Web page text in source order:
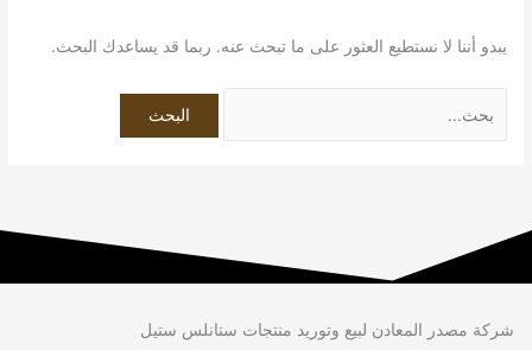
يبدو أننا لا نستطيع العثور على ما تبحث عنه. ربما قد يساعدك البحث.
شركة مصدر المعادن لبيع وتوريد منتجات ستانلس ستيل